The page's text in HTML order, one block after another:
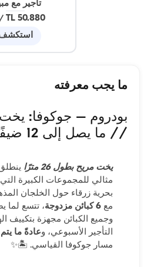
تأجير مع
50.880 TL
/
ما يجب معرفته
// ما يصل إلى 12 ضيفًا
يخت مريح بطول 26 مترًا
مثالي للمجموعات الكبيرة
بحرية زرقاء حول الخلجان
مع 6 كبائن مزدوجة ، تتسع لما
وجميع الكبائن مجهزة بتكييف
التأجير الأسبوعي، وعادةً ما
مسار جوكوفا القياسي. 🏝️✨